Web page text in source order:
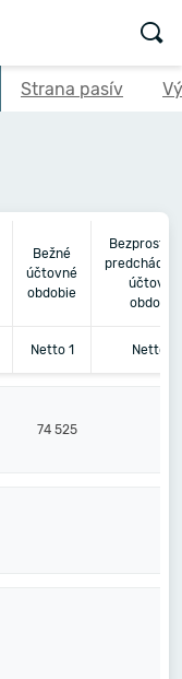
Strana pasív
Bežné
účtovné
obdobie
účtovné
obdobie
Netto 1 Netto 2
74 525